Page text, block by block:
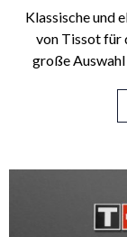
Klassische und
von Tissot für
große
und für Ihn
die jedem